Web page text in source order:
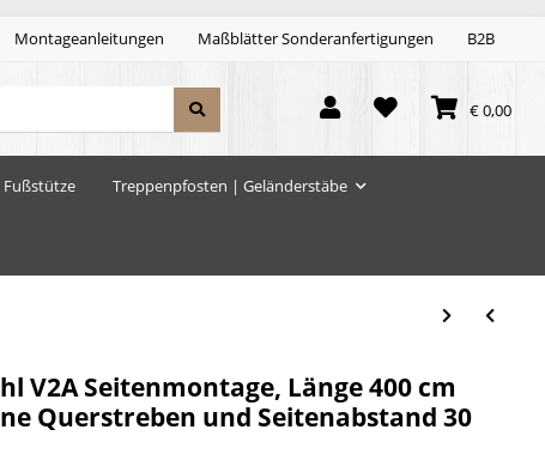
Montageanleitungen Maßblätter Sonderanfertigungen B2B
€ 0,00
Fußstütze Treppenpfosten | Geländerstäbe
V2A Seitenmontage, Länge 400 cm
Querstreben und Seitenabstand 30